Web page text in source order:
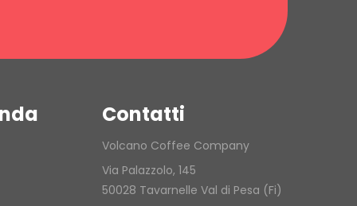
Contatti
Volcano Coffee Company
Via Palazzolo, 145
50028 Tavarnelle Val di Pesa (Fi)